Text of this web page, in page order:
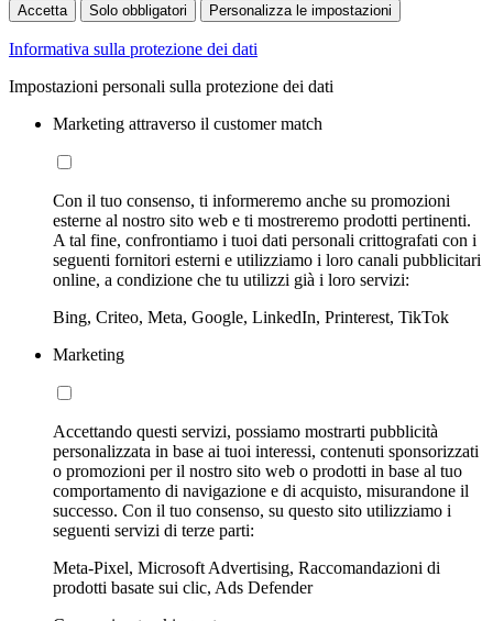
Accetta Solo obbligatori Personalizza le impostazioni
Informativa sulla protezione dei dati
Impostazioni personali sulla protezione dei dati
Marketing attraverso il customer match
Con il tuo consenso, ti informeremo anche su promozioni
esterne al nostro sito web e ti mostreremo prodotti pertinenti.
A tal fine, confrontiamo i tuoi dati personali crittografati con i
seguenti fornitori esterni e utilizziamo i loro canali pubblicitari
online, a condizione che tu utilizzi già i loro servizi:
Bing, Criteo, Meta, Google, LinkedIn, Printerest, TikTok
Marketing
Accettando questi servizi, possiamo mostrarti pubblicità
personalizzata in base ai tuoi interessi, contenuti sponsorizzati
o promozioni per il nostro sito web o prodotti in base al tuo
comportamento di navigazione e di acquisto, misurandone il
successo. Con il tuo consenso, su questo sito utilizziamo i
seguenti servizi di terze parti:
Meta-Pixel, Microsoft Advertising, Raccomandazioni di
prodotti basate sui clic, Ads Defender